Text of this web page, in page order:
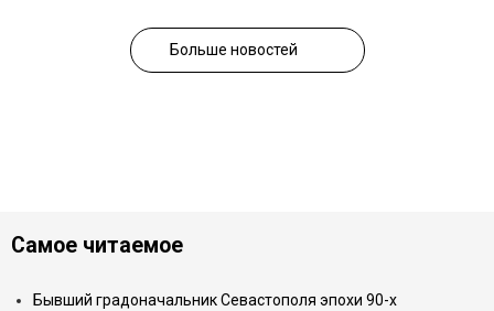
Больше новостей
Самое читаемое
Бывший градоначальник Севастополя эпохи 90-х